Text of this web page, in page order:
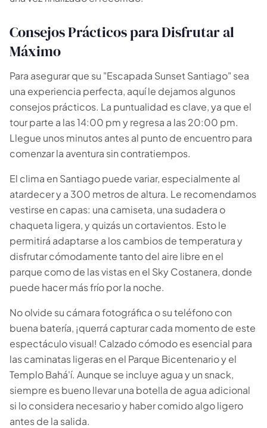
Consejos Prácticos para Disfrutar al
Máximo
Para asegurar que su "Escapada Sunset Santiago" sea
una experiencia perfecta, aquí le dejamos algunos
consejos prácticos. La puntualidad es clave, ya que el
tour parte a las 14:00 pm y regresa a las 20:00 pm.
Llegue unos minutos antes al punto de encuentro para
comenzar la aventura sin contratiempos.
El clima en Santiago puede variar, especialmente al
atardecer y a 300 metros de altura. Le recomendamos
vestirse en capas: una camiseta, una sudadera o
chaqueta ligera, y quizás un cortavientos. Esto le
permitirá adaptarse a los cambios de temperatura y
disfrutar cómodamente tanto del aire libre en el
parque como de las vistas en el Sky Costanera, donde
puede hacer más frío por la noche.
No olvide su cámara fotográfica o su teléfono con
buena batería, ¡querrá capturar cada momento de este
espectáculo visual! Calzado cómodo es esencial para
las caminatas ligeras en el Parque Bicentenario y el
Templo Bahá'í. Aunque se incluye agua y un snack,
siempre es bueno llevar una botella de agua adicional
si lo considera necesario y haber comido algo ligero
antes de la salida.